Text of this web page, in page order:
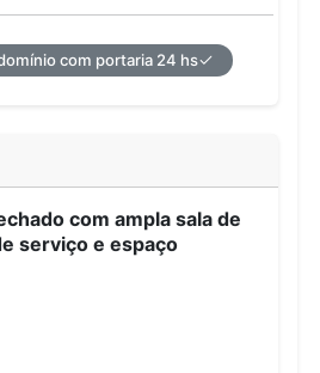
com portaria 24 hs
com ampla sala de
serviço e espaço